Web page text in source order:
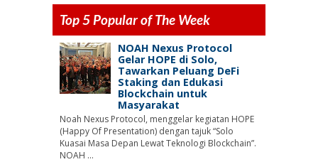
Top 5 Popular of The Week
NOAH Nexus Protocol
Gelar HOPE di Solo,
Tawarkan Peluang DeFi
Staking dan Edukasi
Blockchain untuk
Masyarakat
Noah Nexus Protocol, menggelar kegiatan HOPE
(Happy Of Presentation) dengan tajuk “Solo
Kuasai Masa Depan Lewat Teknologi Blockchain”.
NOAH ...